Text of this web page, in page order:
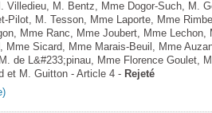
Villedieu, M. Bentz, Mme Dogor-Such, M.
Pilot, M. Tesson, Mme Laporte, Mme
Mme Ranc, Mme Joubert, Mme
Mme Sicard, Mme Marais-Beuil, Mme
de L&#233;pinau, Mme Florence Goulet,
et M. Guitton - Article 4 - Rejeté